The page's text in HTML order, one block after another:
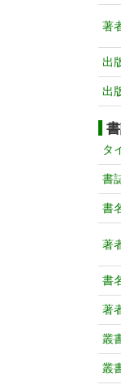
著
出
出
タ
書
書
著
書
著
叢
叢